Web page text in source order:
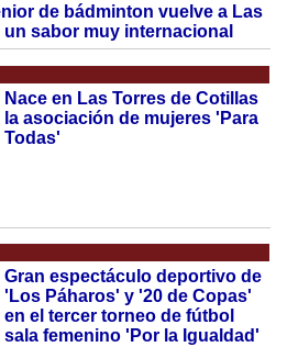
de bádminton vuelve a Las
sabor muy internacional
Nace en Las Torres de Cotillas
la asociación de mujeres 'Para
Todas'
Gran espectáculo deportivo de
'Los Páharos' y '20 de Copas'
en el tercer torneo de fútbol
sala femenino 'Por la Igualdad'